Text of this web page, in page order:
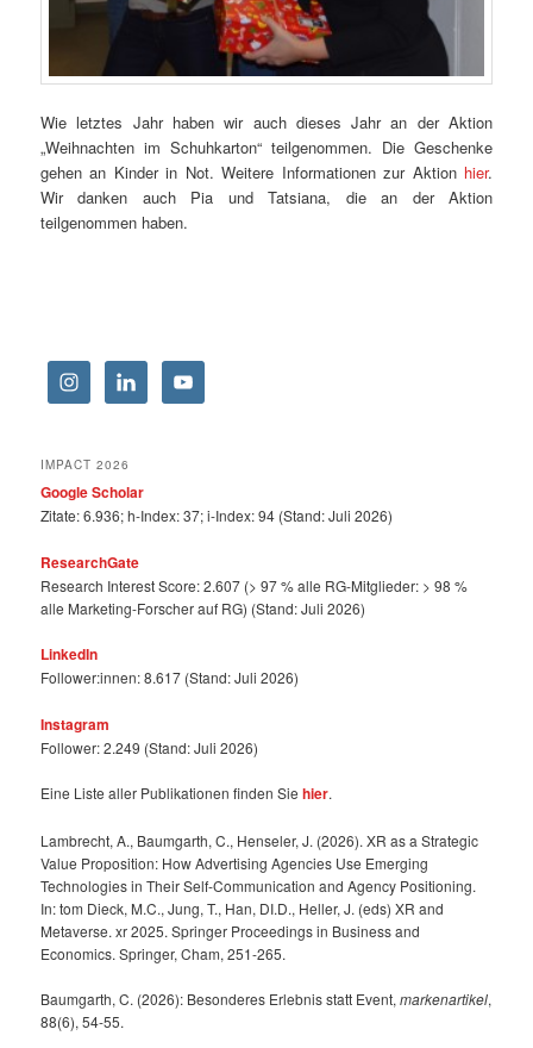
Wie letztes Jahr haben wir auch dieses Jahr an der Aktion
„Weihnachten im Schuhkarton“ teilgenommen. Die Geschenke
gehen an Kinder in Not. Weitere Informationen zur Aktion hier.
Wir danken auch Pia und Tatsiana, die an der Aktion
teilgenommen haben.
IMPACT 2026
Google Scholar
Zitate: 6.936; h-Index: 37; i-Index: 94 (Stand: Juli 2026)
ResearchGate
Research Interest Score: 2.607 (> 97 % alle RG-Mitglieder: > 98 %
alle Marketing-Forscher auf RG) (Stand: Juli 2026)
LinkedIn
Follower:innen: 8.617 (Stand: Juli 2026)
Instagram
Follower: 2.249 (Stand: Juli 2026)
Eine Liste aller Publikationen finden Siehier.
Lambrecht, A., Baumgarth, C., Henseler, J. (2026). XR as a Strategic
Value Proposition: How Advertising Agencies Use Emerging
Technologies in Their Self-Communication and Agency Positioning.
In: tom Dieck, M.C., Jung, T., Han, DI.D., Heller, J. (eds) XR and
Metaverse. xr 2025. Springer Proceedings in Business and
Economics. Springer, Cham, 251-265.
Baumgarth, C. (2026): Besonderes Erlebnis statt Event,markenartikel,
88(6), 54-55.